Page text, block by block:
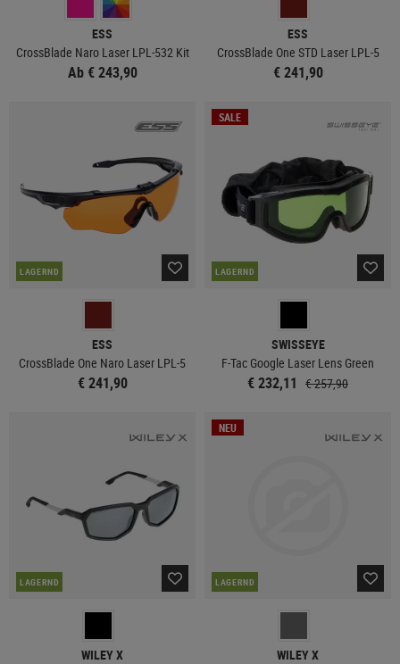
ESS
CrossBlade Naro Laser LPL-532 Kit
Ab € 243,90
ESS
CrossBlade One STD Laser LPL-5
€ 241,90
LAGERND
ESS
CrossBlade One Naro Laser LPL-5
€ 241,90
SALE
LAGERND
SWISSEYE
F-Tac Google Laser Lens Green
€ 232,11 € 257,90
LAGERND
WILEY X
NEU
LAGERND
WILEY X